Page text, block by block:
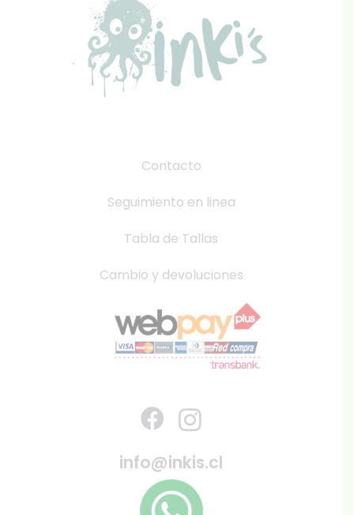
Contacto
Seguimiento en linea
Tabla de Tallas
Cambio y devoluciones
info@inkis.cl